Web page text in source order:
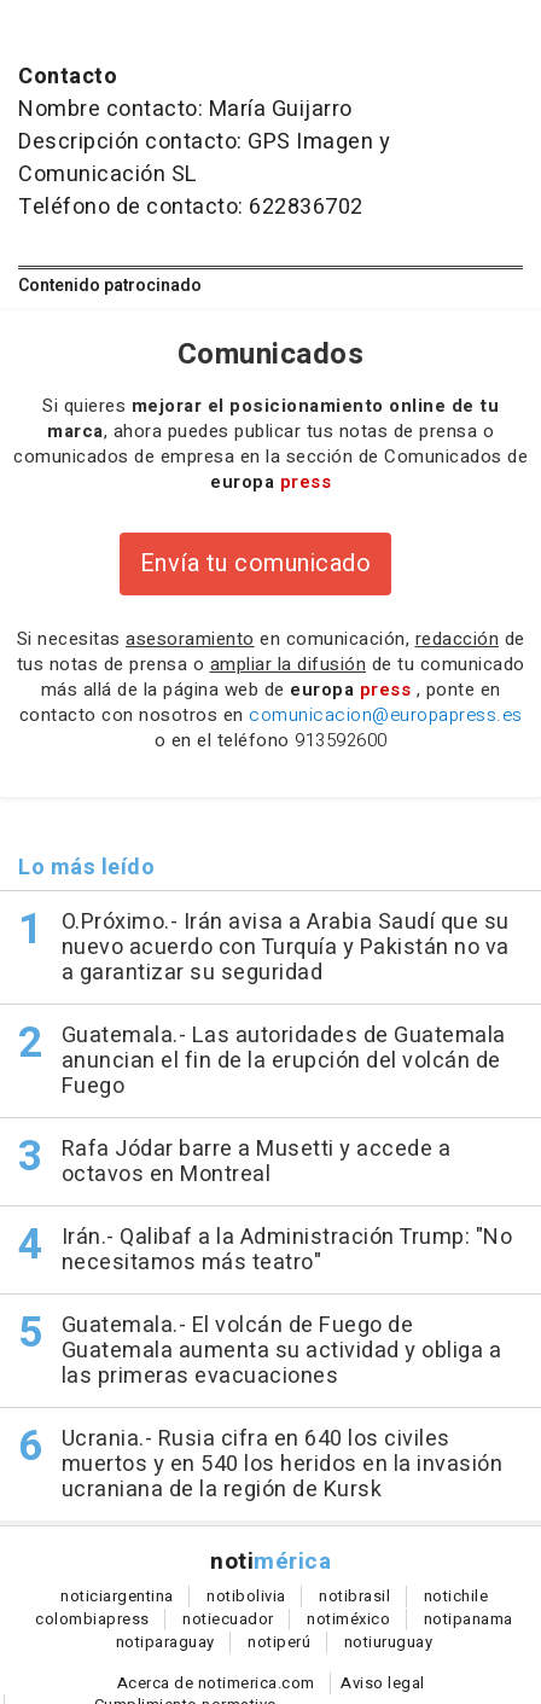
Contacto
Nombre contacto: María Guijarro
Descripción contacto: GPS Imagen y
Comunicación SL
Teléfono de contacto: 622836702
Contenido patrocinado
Comunicados
Si quieres mejorar el posicionamiento online de tu
marca, ahora puedes publicar tus notas de prensa o
comunicados de empresa en la sección de Comunicados de
europa press
Envía tu comunicado
Si necesitas asesoramiento en comunicación, redacción de
tus notas de prensa o ampliar la difusión de tu comunicado
más allá de la página web de europa press , ponte en
contacto con nosotros en comunicacion@europapress.es
o en el teléfono 913592600
Lo más leído
O.Próximo.- Irán avisa a Arabia Saudí que su
nuevo acuerdo con Turquía y Pakistán no va
a garantizar su seguridad
Guatemala.- Las autoridades de Guatemala
anuncian el fin de la erupción del volcán de
Fuego
Rafa Jódar barre a Musetti y accede a
octavos en Montreal
Irán.- Qalibaf a la Administración Trump: "No
necesitamos más teatro"
Guatemala.- El volcán de Fuego de
Guatemala aumenta su actividad y obliga a
las primeras evacuaciones
Ucrania.- Rusia cifra en 640 los civiles
muertos y en 540 los heridos en la invasión
ucraniana de la región de Kursk
notimérica
noticiargentina notibolivia notibrasil notichile
colombiapress notiecuador notiméxico notipanama
notiparaguay notiperú notiuruguay
Acerca de notimerica.com
Aviso legal